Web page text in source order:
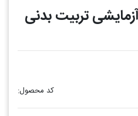
تربیت بدنی
کد محصول: